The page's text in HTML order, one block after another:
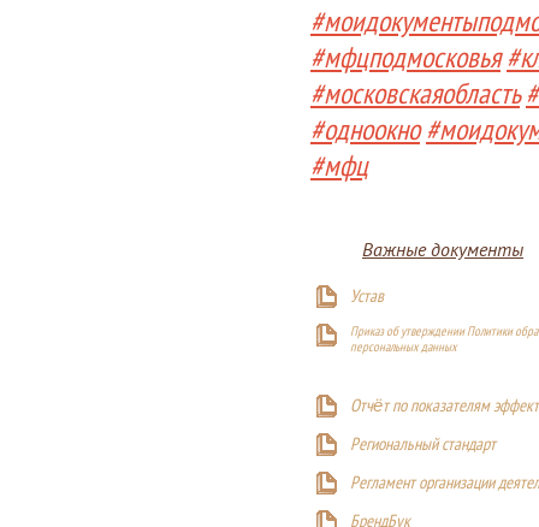
#мфцподмосковья
#московскаяобласть
#одноокно
#мфц
Важные документы
Устав
Приказ об утверждении Политики
персональных данных
Отчёт по показателям
Региональный стандарт
Регламент организации